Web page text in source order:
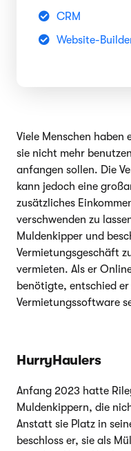
CRM
Website-
Viele Menschen haben
sie nicht mehr
anfangen sollen. Die
kann jedoch eine
zusätzliches
verschwenden zu
Muldenkipper und
Vermietungsgeschäft
vermieten. Als er
benötigte, entschied
Vermietungssoftware
HurryHaulers
Anfang 2023 hatte
Muldenkippern, die
Anstatt sie Platz in
beschloss er, sie als